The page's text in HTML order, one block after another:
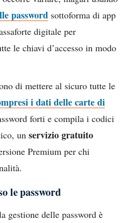
password sottoforma di app
digitale per
le chiavi d’accesso in modo
di mettere al sicuro tutte le
i dati delle carte di
forti e compila i codici
un servizio gratuito
Premium per chi
le password
gestione delle password è